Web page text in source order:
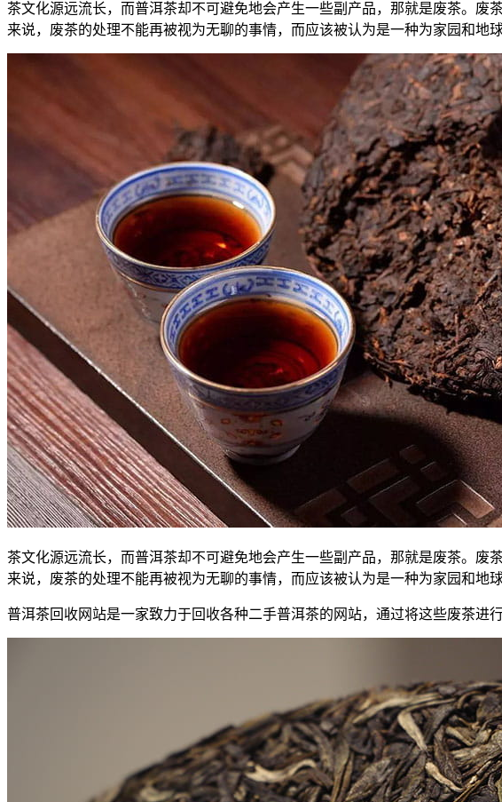
茶文化源远流长，而普洱茶却不可避免地会产生一些副产品，那就是废茶。
来说，废茶的处理不能再被视为无聊的事情，而应该被认为是一种为家园和地
茶文化源远流长，而普洱茶却不可避免地会产生一些副产品，那就是废茶。
来说，废茶的处理不能再被视为无聊的事情，而应该被认为是一种为家园和地
普洱茶回收网站是一家致力于回收各种二手普洱茶的网站，通过将这些废茶进